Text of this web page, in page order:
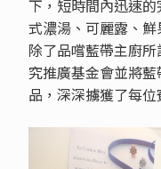
下，短時間內迅速
式濃湯、可麗露、
除了品嚐藍帶主廚
究推廣基金會並將
品，深深擄獲了每位